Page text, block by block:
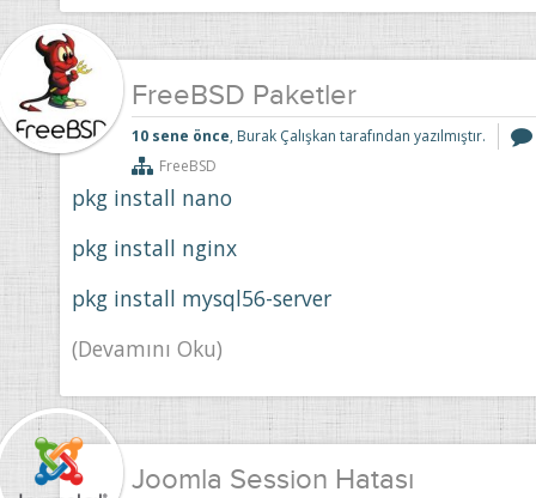
FreeBSD Paketler
10 sene önce, Burak Çalışkan tarafından yazılmıştır.
FreeBSD
pkg install nano
pkg install nginx
pkg install mysql56-server
(Devamını Oku)
Joomla Session Hatası